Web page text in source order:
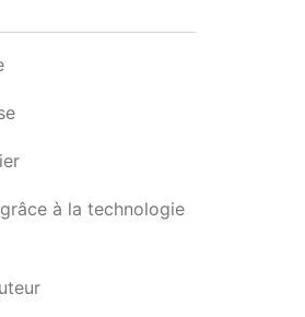
à la technologie